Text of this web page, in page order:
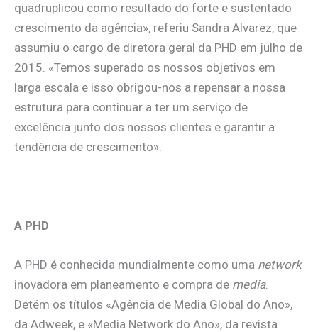
quadruplicou como resultado do forte e sustentado
crescimento da agência», referiu Sandra Alvarez, que
assumiu o cargo de diretora geral da PHD em julho de
2015. «Temos superado os nossos objetivos em
larga escala e isso obrigou-nos a repensar a nossa
estrutura para continuar a ter um serviço de
excelência junto dos nossos clientes e garantir a
tendência de crescimento».
A PHD
A PHD é conhecida mundialmente como uma network
inovadora em planeamento e compra de media.
Detém os títulos «Agência de Media Global do Ano»,
da Adweek, e «Media Network do Ano», da revista